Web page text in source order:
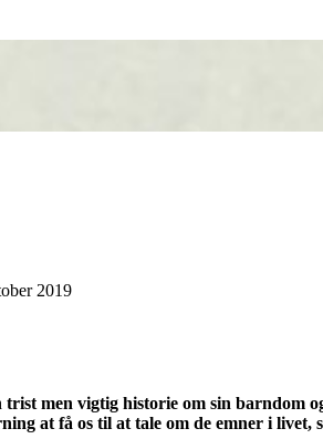
2019
men vigtig historie om sin barndom
at få os til at tale om de emner i livet,